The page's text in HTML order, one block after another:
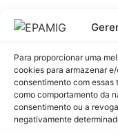
Para proporcionar uma
cookies para armazenar
consentimento com essas
como comportamento da
consentimento ou a
negativamente